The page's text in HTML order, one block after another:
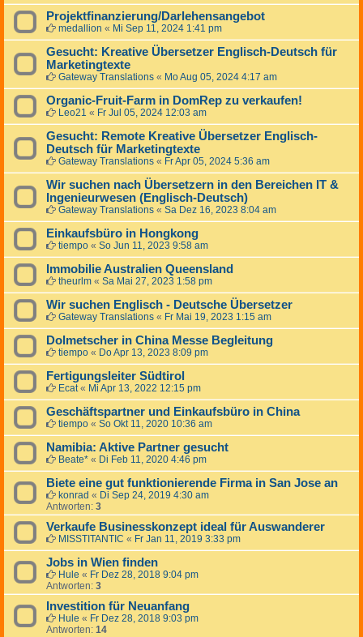
Projektfinanzierung/Darlehensangebot
medallion « Mi Sep 11, 2024 1:41 pm
Gesucht: Kreative Übersetzer Englisch-Deutsch für
Marketingtexte
Gateway Translations « Mo Aug 05, 2024 4:17 am
Organic-Fruit-Farm in DomRep zu verkaufen!
Leo21 « Fr Jul 05, 2024 12:03 am
Gesucht: Remote Kreative Übersetzer Englisch-
Deutsch für Marketingtexte
Gateway Translations « Fr Apr 05, 2024 5:36 am
Wir suchen nach Übersetzern in den Bereichen IT &
Ingenieurwesen (Englisch-Deutsch)
Gateway Translations « Sa Dez 16, 2023 8:04 am
Einkaufsbüro in Hongkong
tiempo « So Jun 11, 2023 9:58 am
Immobilie Australien Queensland
theurlm « Sa Mai 27, 2023 1:58 pm
Wir suchen Englisch - Deutsche Übersetzer
Gateway Translations « Fr Mai 19, 2023 1:15 am
Dolmetscher in China Messe Begleitung
tiempo « Do Apr 13, 2023 8:09 pm
Fertigungsleiter Südtirol
Ecat« Mi Apr 13, 2022 12:15 pm
Geschäftspartner und Einkaufsbüro in China
tiempo « So Okt 11, 2020 10:36 am
Namibia: Aktive Partner gesucht
Beate* « Di Feb 11, 2020 4:46 pm
Biete eine gut funktionierende Firma in San Jose an
konrad « Di Sep 24, 2019 4:30 am
Antworten: 3
Verkaufe Businesskonzept ideal für Auswanderer
MISSTITANTIC « Fr Jan 11, 2019 3:33 pm
Jobs in Wien finden
Hule « Fr Dez 28, 2018 9:04 pm
Antworten: 3
Investition für Neuanfang
Hule « Fr Dez 28, 2018 9:03 pm
Antworten: 14